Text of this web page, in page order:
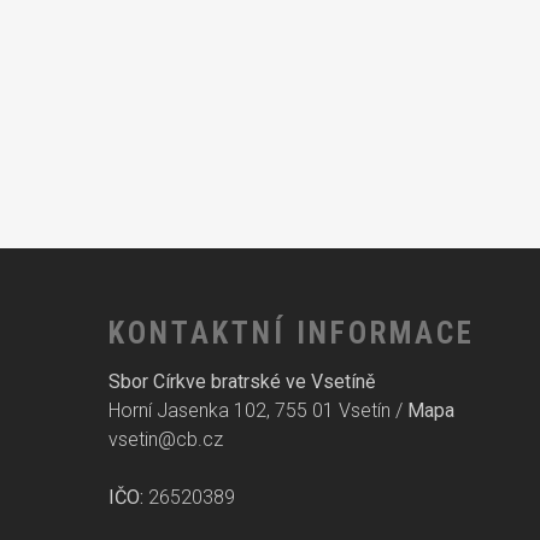
KONTAKTNÍ INFORMACE
Sbor Církve bratrské ve Vsetíně
Horní Jasenka 102, 755 01 Vsetín / Mapa
vsetin@cb.cz
IČO: 26520389